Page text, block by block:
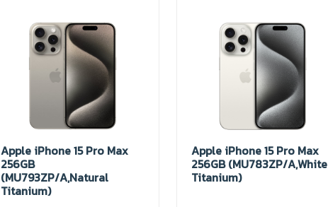
Apple iPhone 15 Pro Max
256GB
(MU793ZP/A,Natural
Titanium)
Apple iPhone 15 Pro Max
256GB (MU783ZP/A,White
Titanium)